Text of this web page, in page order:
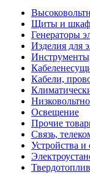
Щиты и
Генераторы
Изделия для
Кабели,
Освещение
Прочие
Связь,
Устройства и